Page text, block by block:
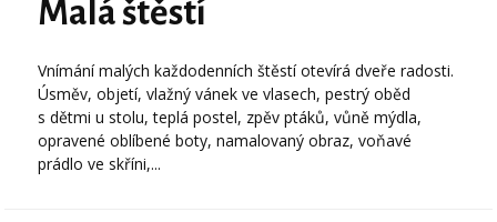
Malá štěstí
Vnímání malých každodenních štěstí otevírá dveře radosti.
Úsměv, objetí, vlažný vánek ve vlasech, pestrý oběd
s dětmi u stolu, teplá postel, zpěv ptáků, vůně mýdla,
opravené oblíbené boty, namalovaný obraz, voňavé
prádlo ve skříni,...